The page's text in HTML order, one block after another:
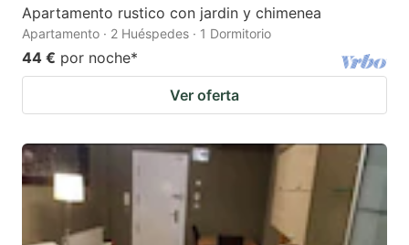
Apartamento rustico con jardin y chimenea
Apartamento · 2 Huéspedes · 1 Dormitorio
44 € por noche*
Ver oferta